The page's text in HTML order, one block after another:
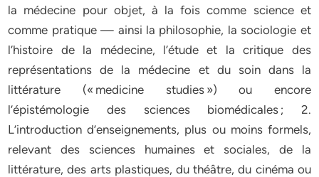
la médecine pour objet, à la fois comme science et
comme pratique — ainsi la philosophie, la sociologie et
l’histoire de la médecine, l’étude et la critique des
représentations de la médecine et du soin dans la
littérature (« medicine studies ») ou encore
l’épistémologie des sciences biomédicales ; 2.
L’introduction d’enseignements, plus ou moins formels,
relevant des sciences humaines et sociales, de la
littérature, des arts plastiques, du théâtre, du cinéma ou